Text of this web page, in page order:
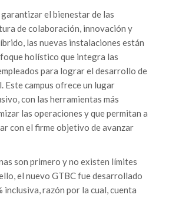
el bienestar de las
de colaboración, innovación y
las nuevas instalaciones están
holístico que integra las
para lograr el desarrollo de
Este campus ofrece un lugar
con las herramientas más
las operaciones y que permitan a
con el firme objetivo de avanzar
son primero y no existen límites
el nuevo GTBC fue desarrollado
inclusiva, razón por la cual, cuenta